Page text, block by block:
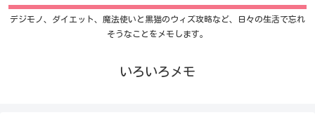
デジモノ、ダイエット、魔法使いと黒猫のウィズ攻略など、日々の生活で忘れ
そうなことをメモします。
いろいろメモ